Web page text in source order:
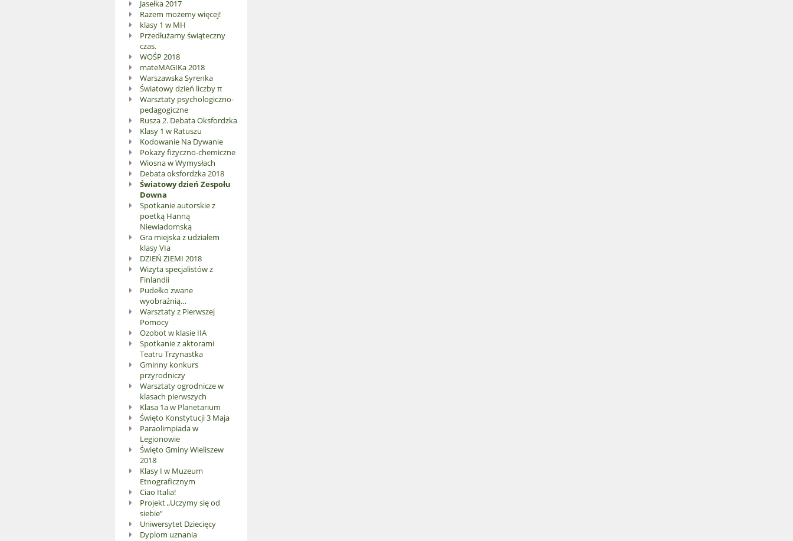
Jasełka 2017
Razem możemy więcej!
klasy 1 w MH
Przedłużamy świąteczny
czas.
WOŚP 2018
mateMAGIKa 2018
Warszawska Syrenka
Światowy dzień liczby π
Warsztaty psychologiczno-
pedagogiczne
Rusza 2. Debata Oksfordzka
Klasy 1 w Ratuszu
Kodowanie Na Dywanie
Pokazy fizyczno-chemiczne
Wiosna w Wymysłach
Debata oksfordzka 2018
Światowy dzień Zespołu
Downa
Spotkanie autorskie z
poetką Hanną
Niewiadomską
Gra miejska z udziałem
klasy VIa
DZIEŃ ZIEMI 2018
Wizyta specjalistów z
Finlandii
Pudełko zwane
wyobraźnią…
Warsztaty z Pierwszej
Pomocy
Ozobot w klasie IIA
Spotkanie z aktorami
Teatru Trzynastka
Gminny konkurs
przyrodniczy
Warsztaty ogrodnicze w
klasach pierwszych
Klasa 1a w Planetarium
Święto Konstytucji 3 Maja
Paraolimpiada w
Legionowie
Święto Gminy Wieliszew
2018
Klasy I w Muzeum
Etnograficznym
Ciao Italia!
Projekt „Uczymy się od
siebie”
Uniwersytet Dziecięcy
Dyplom uznania